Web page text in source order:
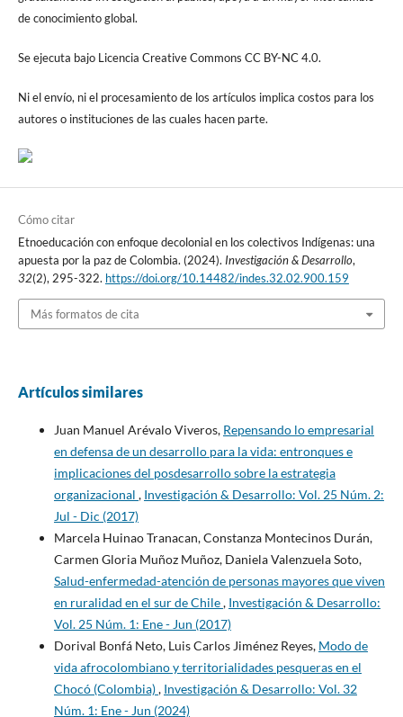
de conocimiento global.
Se ejecuta bajo Licencia Creative Commons CC BY-NC 4.0.
Ni el envío, ni el procesamiento de los artículos implica costos para los
autores o instituciones de las cuales hacen parte.
Cómo citar
Etnoeducación con enfoque decolonial en los colectivos Indígenas: una
apuesta por la paz de Colombia. (2024). Investigación & Desarrollo,
32(2), 295-322. https://doi.org/10.14482/indes.32.02.900.159
Más formatos de cita
Artículos similares
Juan Manuel Arévalo Viveros, Repensando lo empresarial
en defensa de un desarrollo para la vida: entronques e
implicaciones del posdesarrollo sobre la estrategia
organizacional , Investigación & Desarrollo: Vol. 25 Núm. 2:
Jul - Dic (2017)
Marcela Huinao Tranacan, Constanza Montecinos Durán,
Carmen Gloria Muñoz Muñoz, Daniela Valenzuela Soto,
Salud-enfermedad-atención de personas mayores que viven
en ruralidad en el sur de Chile, Investigación & Desarrollo:
Vol. 25 Núm. 1: Ene - Jun (2017)
Dorival Bonfá Neto, Luis Carlos Jiménez Reyes, Modo de
vida afrocolombiano y territorialidades pesqueras en el
Chocó (Colombia), Investigación & Desarrollo: Vol. 32
Núm. 1: Ene - Jun (2024)